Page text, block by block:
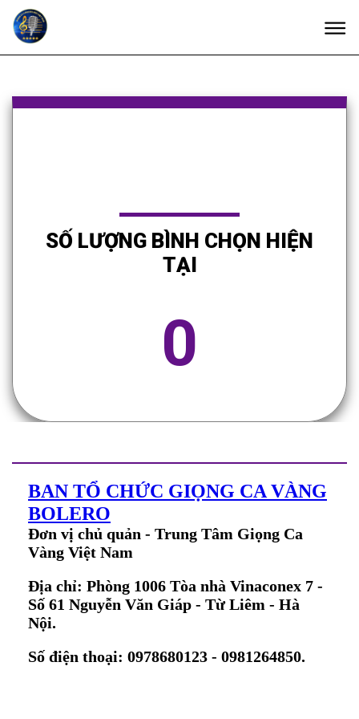
SỐ LƯỢNG BÌNH CHỌN HIỆN
TẠI
0
BAN TỔ CHỨC GIỌNG CA VÀNG
BOLERO
Đơn vị chủ quản - Trung Tâm Giọng Ca
Vàng Việt Nam
Địa chỉ: Phòng 1006 Tòa nhà Vinaconex 7 -
Số 61 Nguyễn Văn Giáp - Từ Liêm - Hà
Nội.
Số điện thoại: 0978680123 - 0981264850.